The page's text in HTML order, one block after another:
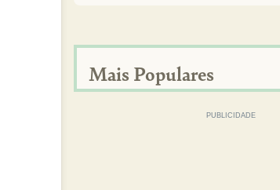
Mais Populares